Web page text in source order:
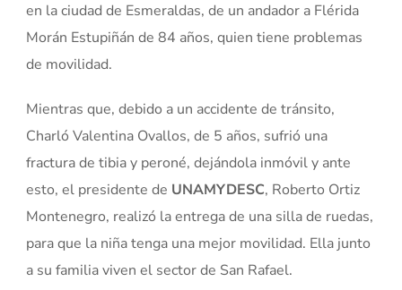
en la ciudad de Esmeraldas, de un andador a Flérida
Morán Estupiñán de 84 años, quien tiene problemas
de movilidad.
Mientras que, debido a un accidente de tránsito,
Charló Valentina Ovallos, de 5 años, sufrió una
fractura de tibia y peroné, dejándola inmóvil y ante
esto, el presidente de UNAMYDESC, Roberto Ortiz
Montenegro, realizó la entrega de una silla de ruedas,
para que la niña tenga una mejor movilidad. Ella junto
a su familia viven el sector de San Rafael.